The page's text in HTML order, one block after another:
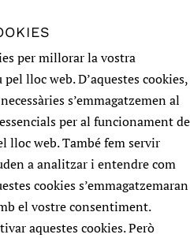
per millorar la vostra
lloc web. D’aquestes cookies,
s’emmagatzemen al
per al funcionament de
lloc web. També fem servir
a analitzar i entendre com
cookies s’emmagatzemaran
el vostre consentiment.
aquestes cookies. Però